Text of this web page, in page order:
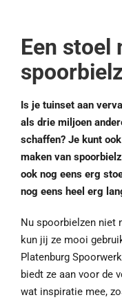
Een stoel
Is je tuinset aan
als drie miljoen
schaffen? Je kunt
maken van
ook nog eens erg
nog eens heel erg
Nu spoorbielzen niet
kun jij ze mooi
Platenburg
biedt ze aan voor de
wat inspiratie mee,